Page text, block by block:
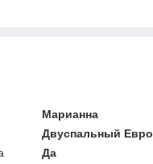
Марианна
Двуспальный Евро
Да